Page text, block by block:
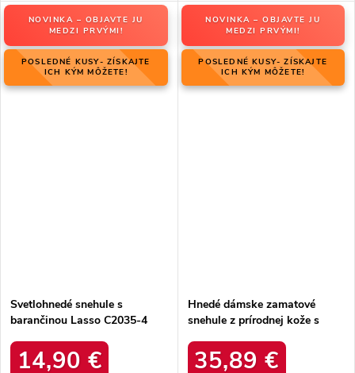
NOVINKA – OBJAVTE JU
MEDZI PRVÝMI!
POSLEDNÉ KUSY- ZÍSKAJTE
ICH KÝM MÔŽETE!
Svetlohnedé snehule s
barančinou Lasso C2035-4
14,90 €
NOVINKA – OBJAVTE JU
MEDZI PRVÝMI!
POSLEDNÉ KUSY- ZÍSKAJTE
ICH KÝM MÔŽETE!
Hnedé dámske zamatové
snehule z prírodnej kože s
produktu W5821 COFFEE
35,89 €